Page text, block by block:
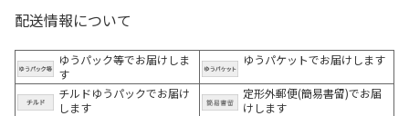
配送情報について
ゆうパック等でお届けしま
す
ゆうパケットでお届けします
チルドゆうパックでお届け
します
定形外郵便(簡易書留)でお届
けします